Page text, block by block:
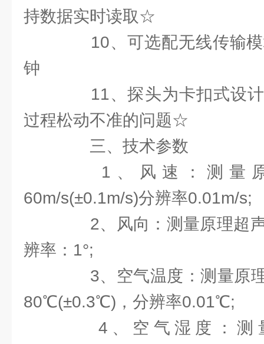
持数据实时读取☆
10、可选配无线传输模
钟
11、探头为卡扣式设计
过程松动不准的问题☆
三、技术参数
1、风速：测量原
60m/s(±0.1m/s)分辨率0.01m/s;
2、风向：测量原理超声
辨率：1°;
3、空气温度：测量原理
80℃(±0.3℃)，分辨率0.01℃;
4、空气湿度：测